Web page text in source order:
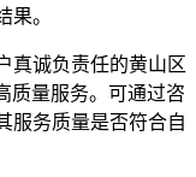
果。
真诚负责任的黄山区
质量服务。可通过咨
服务质量是否符合自